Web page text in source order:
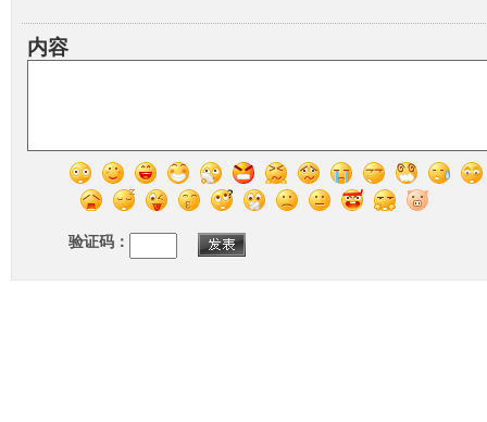
内容
验证码：